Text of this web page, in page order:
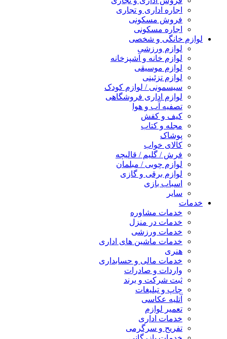
اجاره اداری و تجاری
فروش مسکونی
اجاره مسکونی
لوازم خانگی و شخصی
لوازم ورزشی
لوازم خانه و آشپزخانه
لوازم موسیقی
لوازم تزئینی
سیسمونی / لوازم کودک
لوازم اداری فروشگاهی
تصفیه آب و هوا
کیف و کفش
مجله و کتاب
پوشاک
کالای خواب
فرش / گلیم / قالیچه
لوازم چوبی / مبلمان
لوازم برقی و گازی
اسباب بازی
سایر
خدمات
خدمات مشاوره
خدمات در منزل
خدمات ورزشی
خدمات ماشین های اداری
هنری
خدمات مالی و حسابداری
واردات و صادرات
ثبت شرکت و برند
چاپ و تبلیغات
آتلیه عکاسی
تعمیر لوازم
خدمات اداری
تفریح و سرگرمی